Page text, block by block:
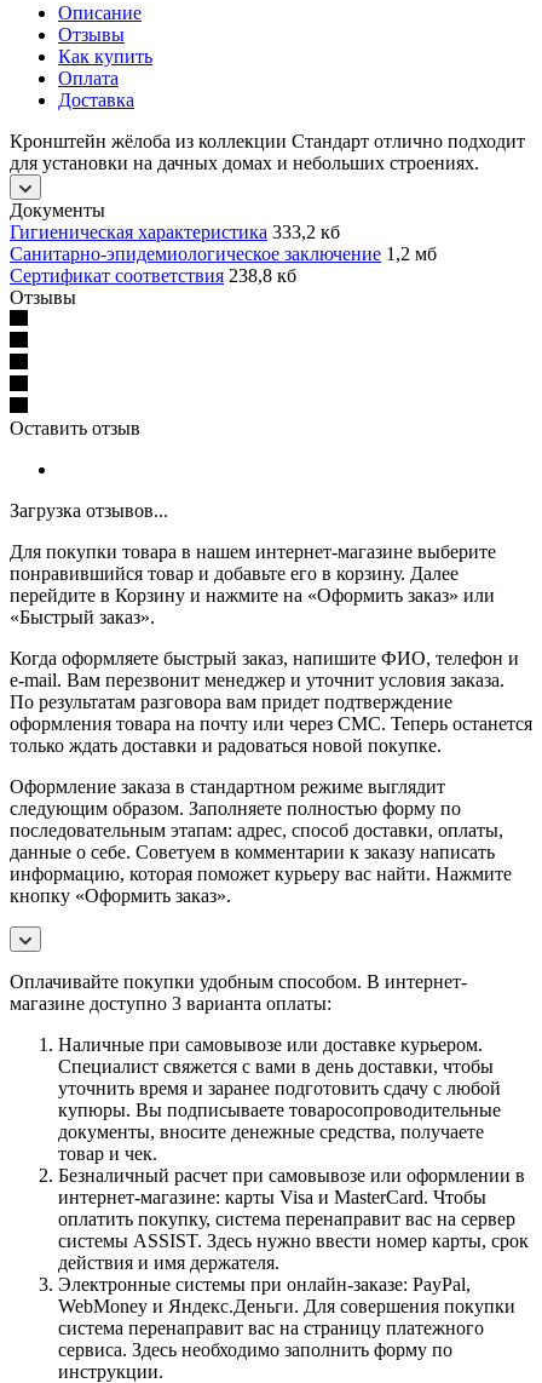
Описание
Отзывы
Как купить
Оплата
Доставка
Кронштейн жёлоба из коллекции Стандарт отлично подходит
для установки на дачных домах и небольших строениях.
Документы
Гигиеническая характеристика 333,2 кб
Санитарно-эпидемиологическое заключение 1,2 мб
Сертификат соответствия 238,8 кб
Отзывы
Оставить отзыв
Загрузка отзывов...
Для покупки товара в нашем интернет-магазине выберите
понравившийся товар и добавьте его в корзину. Далее
перейдите в Корзину и нажмите на «Оформить заказ» или
«Быстрый заказ».
Когда оформляете быстрый заказ, напишите ФИО, телефон и
e-mail. Вам перезвонит менеджер и уточнит условия заказа.
По результатам разговора вам придет подтверждение
оформления товара на почту или через СМС. Теперь останется
только ждать доставки и радоваться новой покупке.
Оформление заказа в стандартном режиме выглядит
следующим образом. Заполняете полностью форму по
последовательным этапам: адрес, способ доставки, оплаты,
данные о себе. Советуем в комментарии к заказу написать
информацию, которая поможет курьеру вас найти. Нажмите
кнопку «Оформить заказ».
Оплачивайте покупки удобным способом. В интернет-
магазине доступно 3 варианта оплаты:
Наличные при самовывозе или доставке курьером.
Специалист свяжется с вами в день доставки, чтобы
уточнить время и заранее подготовить сдачу с любой
купюры. Вы подписываете товаросопроводительные
документы, вносите денежные средства, получаете
товар и чек.
Безналичный расчет при самовывозе или оформлении в
интернет-магазине: карты Visa и MasterCard. Чтобы
оплатить покупку, система перенаправит вас на сервер
системы ASSIST. Здесь нужно ввести номер карты, срок
действия и имя держателя.
Электронные системы при онлайн-заказе: PayPal,
WebMoney и Яндекс.Деньги. Для совершения покупки
система перенаправит вас на страницу платежного
сервиса. Здесь необходимо заполнить форму по
инструкции.